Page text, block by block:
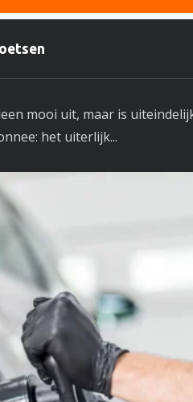
mooi uit, maar is
het uiterlijk...